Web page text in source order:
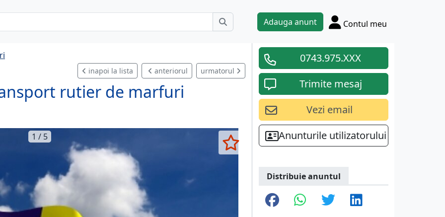
Adauga anunt Contul meu
inapoi la lista anteriorul urmatorul
rutier de marfuri
1 / 5
0743.975.XXX
Trimite mesaj
Vezi email
Anunturile utilizatorului
Distribuie anuntul